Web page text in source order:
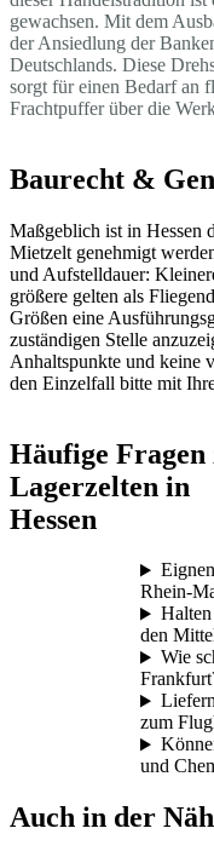
gewachsen. Mit dem
der Ansiedlung der
Deutschlands. Diese
sorgt für einen Bedarf an
Frachtpuffer über die
Baurecht &
Maßgeblich ist in Hessen
Mietzelt genehmigt
und Aufstelldauer:
größere gelten als
Größen eine
zuständigen Stelle
Anhaltspunkte und keine
den Einzelfall bitte mit
Häufige Fragen
Lagerzelten in
Hessen
Rhein-
den
Wie
zum
und
Auch in der